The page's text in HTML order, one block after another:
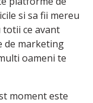
si sa fii mereu
totii ce avant
de marketing
oameni te
moment este